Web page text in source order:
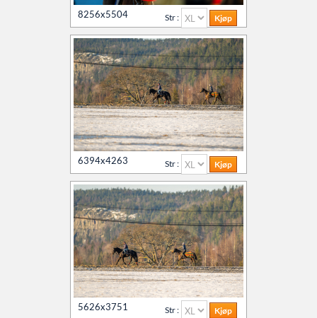
8256x5504 Str :
6394x4263 Str :
5626x3751 Str :